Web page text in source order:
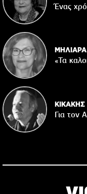
Ένας
«Τα
ΚΙΚΑΚΗΣ
Για τον